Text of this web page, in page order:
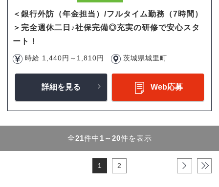
＜銀行外訪（年金担当）/フルタイム勤務（7時間）
＞完全週休二日♪社保完備◎充実の研修で安心スタ
ート！
時給 1,440円～1,810円 茨城県城里町
詳細を見る Web応募
全21件中 1～20件を表示
1 2 › »